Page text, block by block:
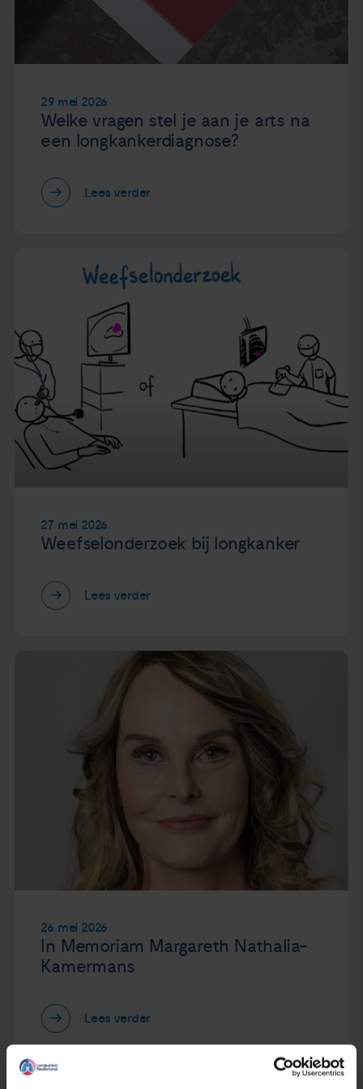
Agenda
Over ons
Contact
29 mei 2026
Welke vragen stel je aan je arts na
een longkankerdiagnose?
Lees verder
27 mei 2026
Weefselonderzoek bij longkanker
Lees verder
26 mei 2026
In Memoriam Margareth Nathalia-
Kamermans
Lees verder